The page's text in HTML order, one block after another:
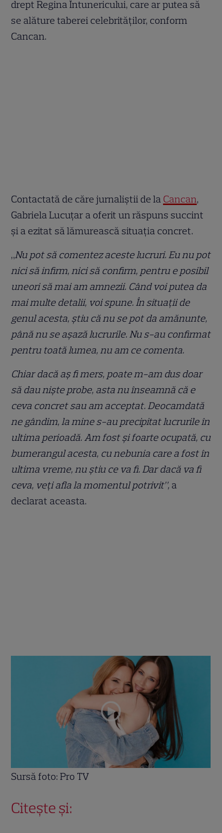
drept Regina Întunericului, care ar putea să
se alăture taberei celebrităților, conform
Cancan.
Contactată de căre jurnaliștii de la Cancan,
Gabriela Lucuțar a oferit un răspuns succint
și a ezitat să lămurească situația concret.
„Nu pot să comentez aceste lucruri. Eu nu pot
nici să infirm, nici să confirm, pentru e posibil
uneori să mai am amnezii. Când voi putea da
mai multe detalii, voi spune. În situații de
genul acesta, știu că nu se pot da amănunte,
până nu se așază lucrurile. Nu s-au confirmat
pentru toată lumea, nu am ce comenta.
Chiar dacă aș fi mers, poate m-am dus doar
să dau niște probe, asta nu înseamnă că e
ceva concret sau am acceptat. Deocamdată
ne gândim, la mine s-au precipitat lucrurile în
ultima perioadă. Am fost și foarte ocupată, cu
bumerangul acesta, cu nebunia care a fost în
ultima vreme, nu știu ce va fi. Dar dacă va fi
ceva, veți afla la momentul potrivit”, a
declarat aceasta.
Sursă foto: Pro TV
Citește și: